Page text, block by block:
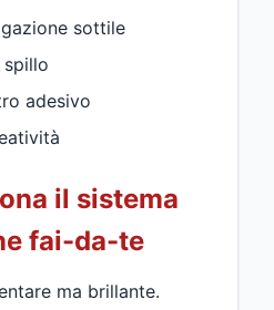
sottile
spillo
adesivo
il sistema
fai-da-te
ma brillante.